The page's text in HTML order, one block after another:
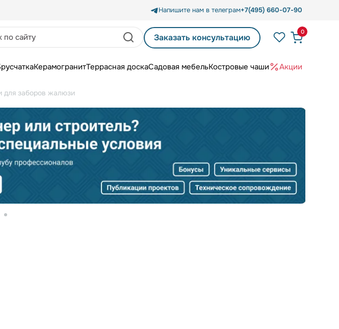
Напишите нам в телеграм+7(495) 660-07-90
Заказать консультацию
0
КерамогранитТеррасная доскаСадовая мебельКостровые чаши Акции
для заборов жалюзи